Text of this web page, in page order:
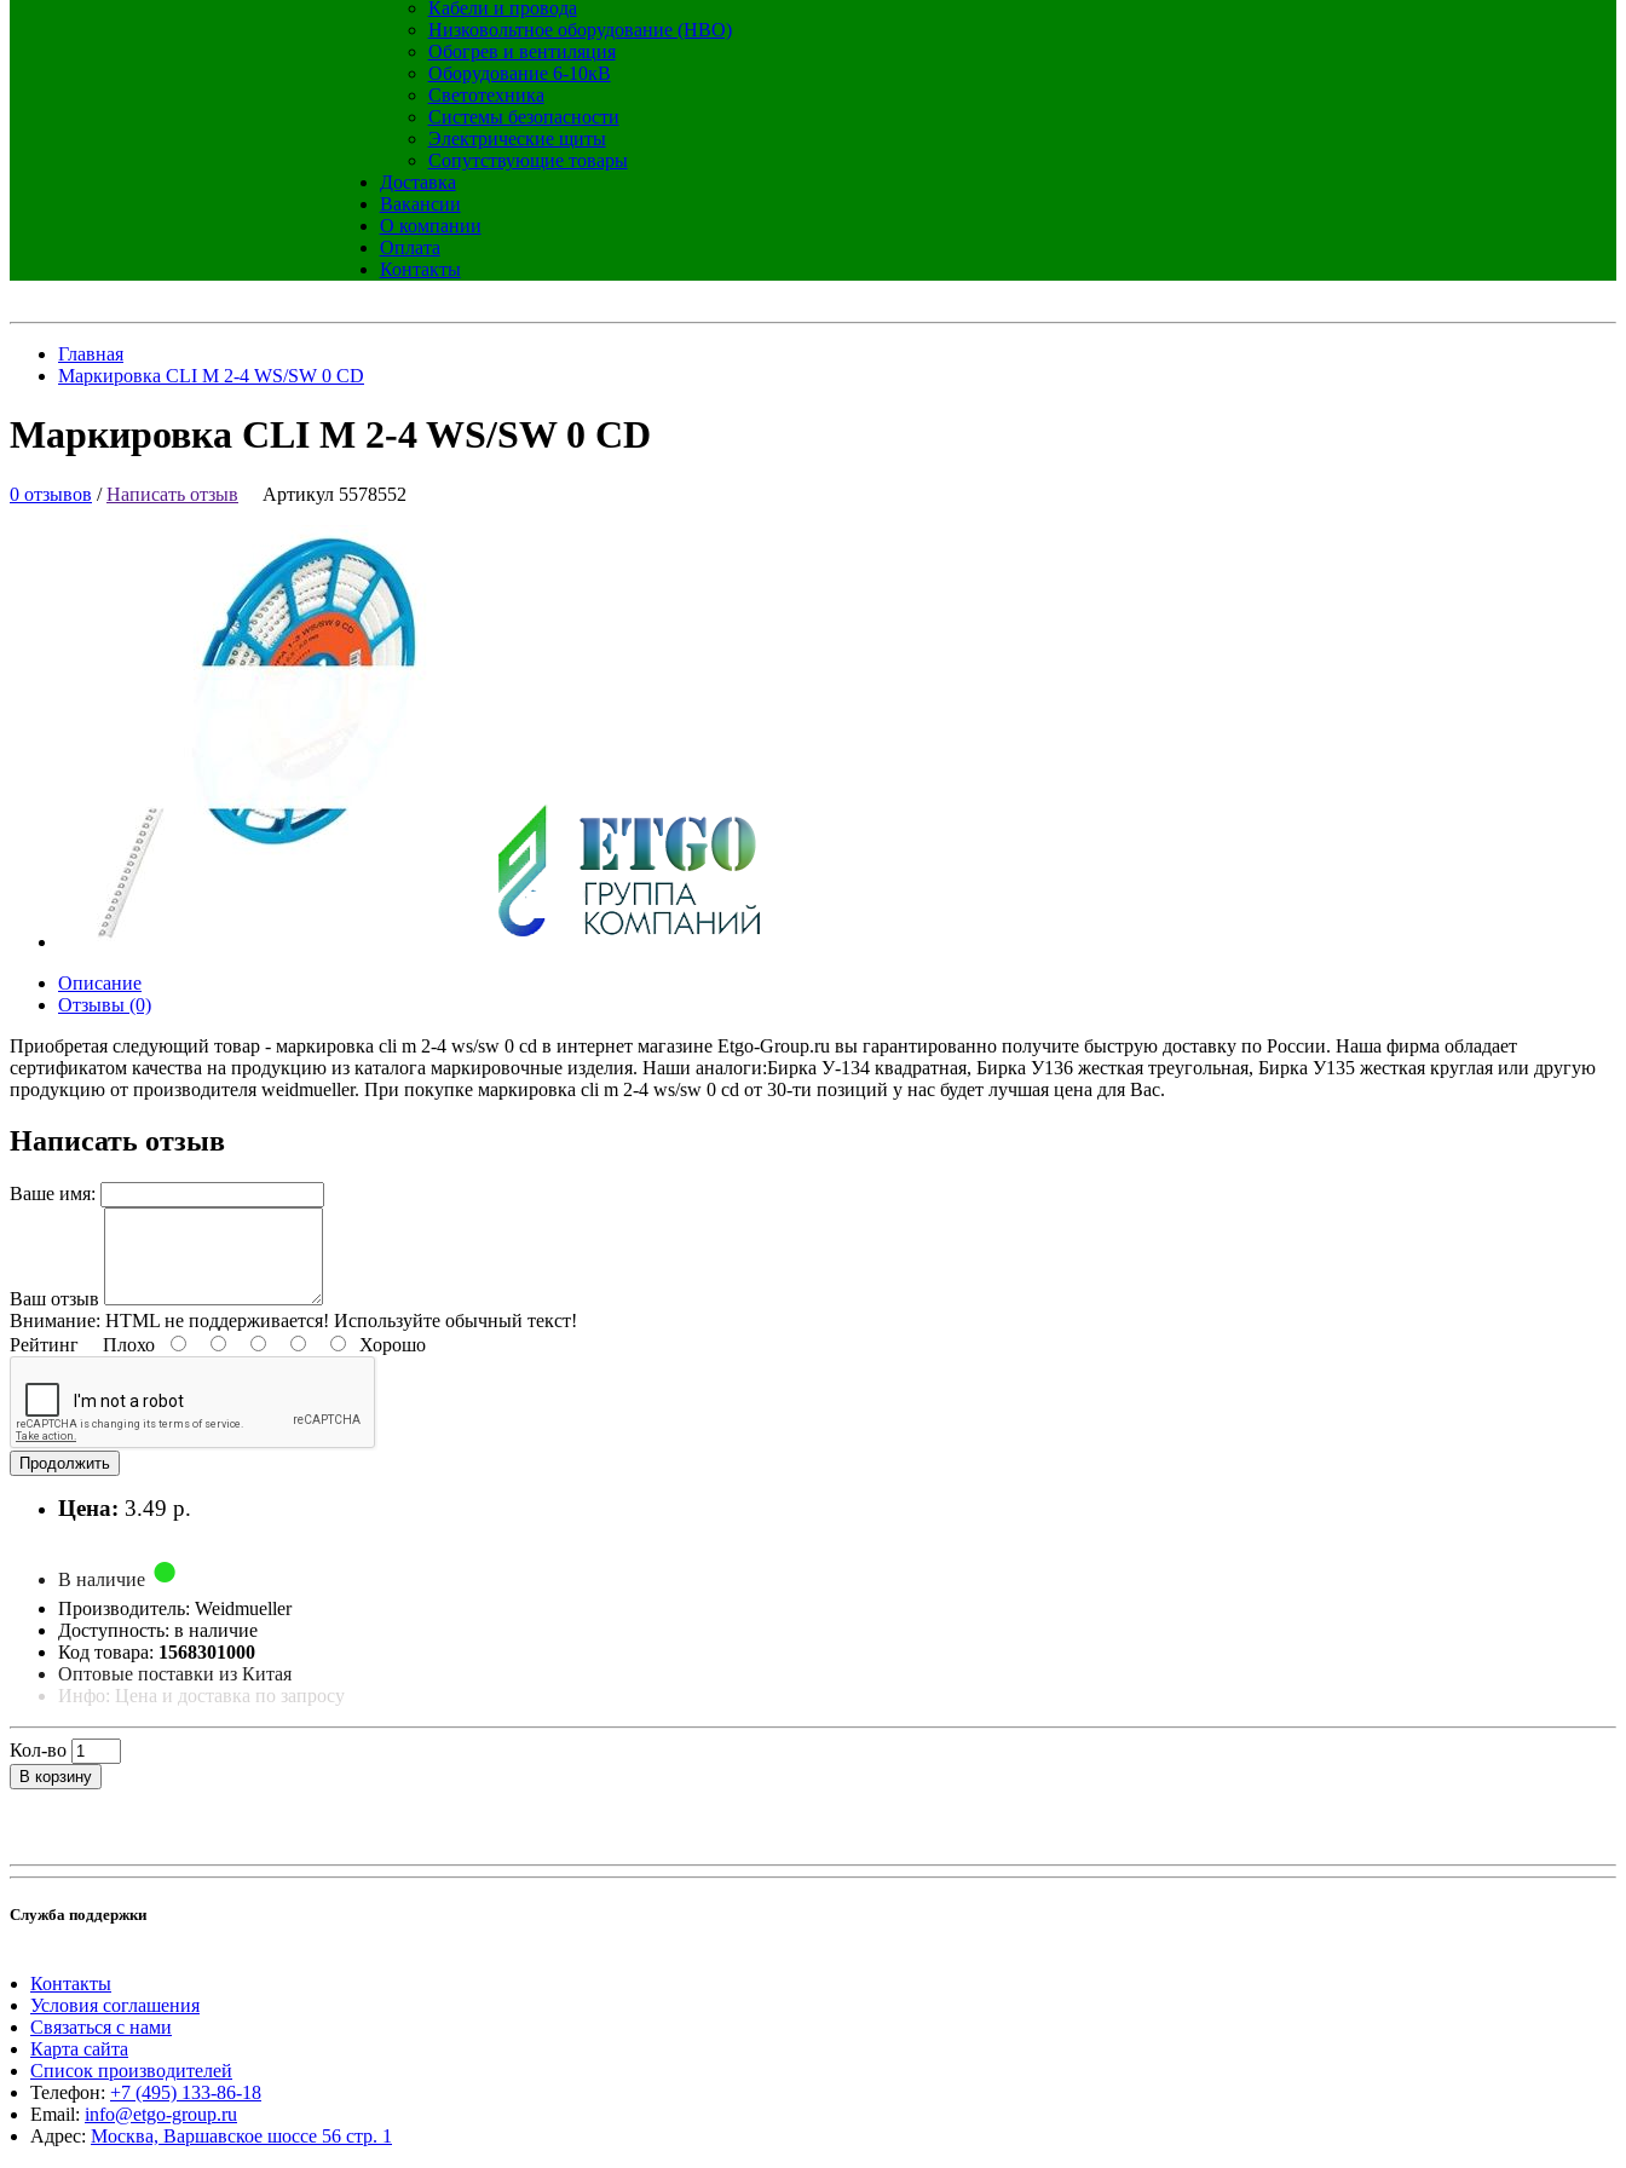
Кабели и провода
Низковольтное оборудование (НВО)
Обогрев и вентиляция
Оборудование 6-10кВ
Светотехника
Системы безопасности
Электрические щиты
Сопутствующие товары
Доставка
Вакансии
О компании
Оплата
Контакты
Главная
Маркировка CLI M 2-4 WS/SW 0 CD
Маркировка CLI M 2-4 WS/SW 0 CD
0 отзывов /Написать отзыв Артикул 5578552
Описание
Отзывы (0)
Приобретая следующий товар - маркировка cli m 2-4 ws/sw 0 cd в интернет магазине Etgo-Group.ru вы гарантированно получите быструю доставку по России. Наша фирма обладает
сертификатом качества на продукцию из каталога маркировочные изделия. Наши аналоги:Бирка У-134 квадратная, Бирка У136 жесткая треугольная, Бирка У135 жесткая круглая или другую
продукцию от производителя weidmueller. При покупке маркировка cli m 2-4 ws/sw 0 cd от 30-ти позиций у нас будет лучшая цена для Вас.
Написать отзыв
Ваше имя:
Ваш отзыв
Внимание: HTML не поддерживается! Используйте обычный текст!
Рейтинг Плохо Хорошо
Продолжить
Цена: 3.49 р.
В наличие
Производитель: Weidmueller
Доступность: в наличие
Код товара: 1568301000
Оптовые поставки из Китая
Инфо: Цена и доставка по запросу
Кол-во
В корзину
Служба поддержки
Контакты
Условия соглашения
Связаться с нами
Карта сайта
Список производителей
Телефон: +7 (495) 133-86-18
Email: info@etgo-group.ru
Адрес: Москва, Варшавское шоссе 56 стр. 1